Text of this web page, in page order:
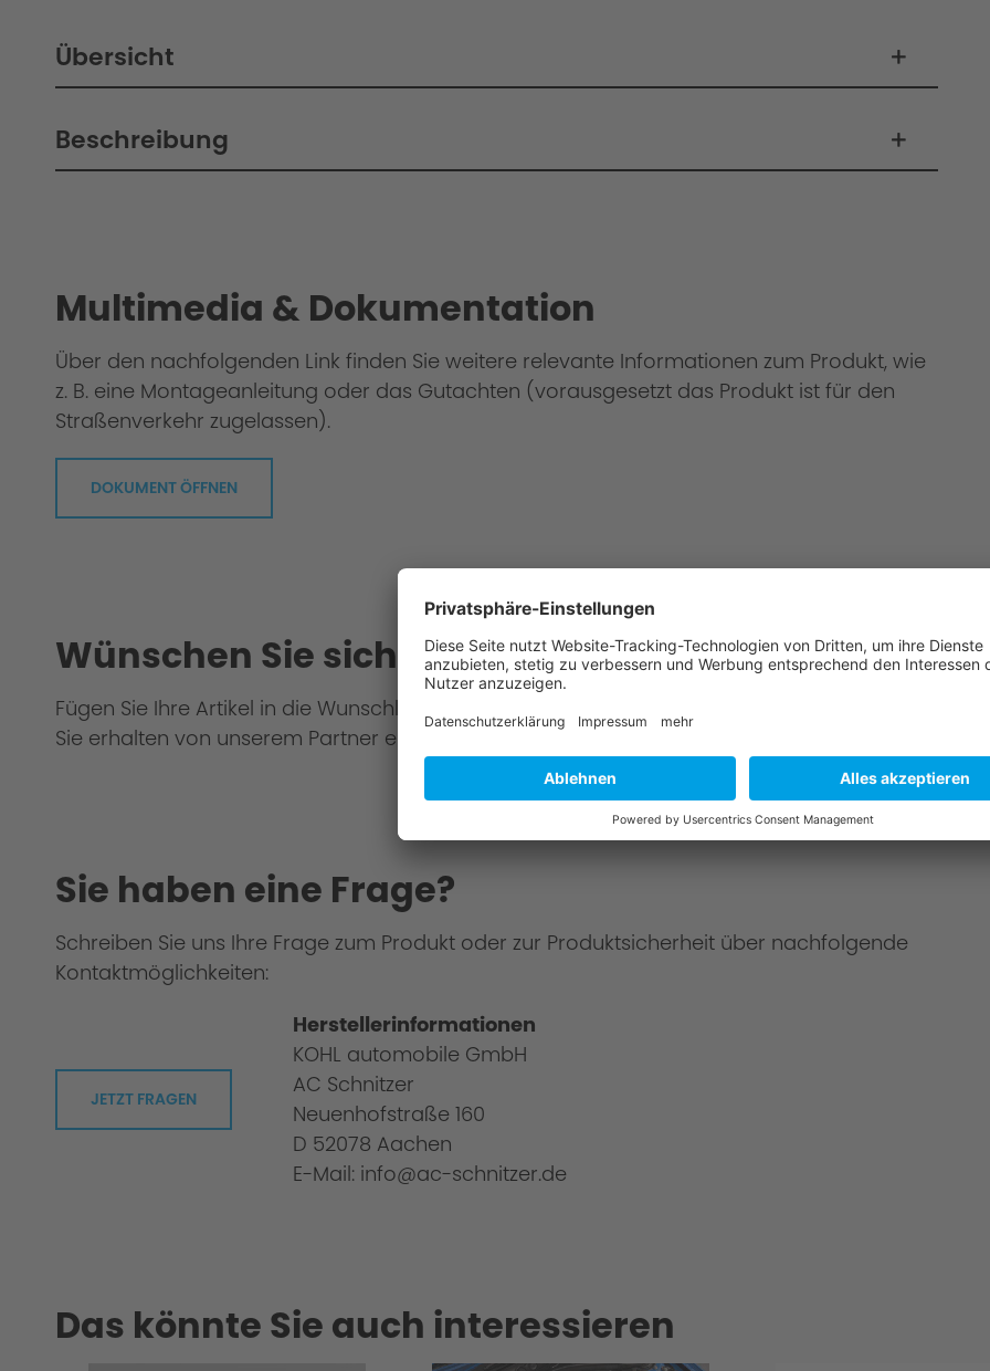
Übersicht
Beschreibung
Cold Start Control
Overload / Overheating Control
Warranty
Multimedia & Dokumentation
Über den nachfolgenden Link finden Sie weitere relevante Informationen zum Produkt, wie
z. B. eine Montageanleitung oder das Gutachten (vorausgesetzt das Produkt ist für den
Straßenverkehr zugelassen).
DOKUMENT ÖFFNEN
Wünschen Sie sich eine Montage?
Fügen Sie Ihre Artikel in die Wunschliste hinzu & wählen Sie einen AC Schnitzer-Partner aus.
Sie erhalten von unserem Partner ein Gesamtangebot für die Teile & Montage.
Sie haben eine Frage?
Schreiben Sie uns Ihre Frage zum Produkt oder zur Produktsicherheit über nachfolgende
Kontaktmöglichkeiten:
JETZT FRAGEN
Herstellerinformationen
KOHL automobile GmbH
AC Schnitzer
Neuenhofstraße 160
D 52078 Aachen
E-Mail: info@ac-schnitzer.de
Das könnte Sie auch interessieren